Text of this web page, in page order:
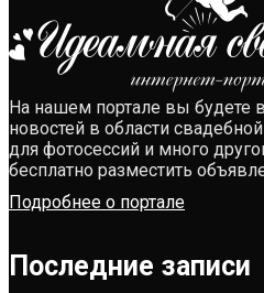
На нашем портале вы будете
новостей в области
для фотосессий и много
бесплатно разместить
Подробнее о портале
Последние записи